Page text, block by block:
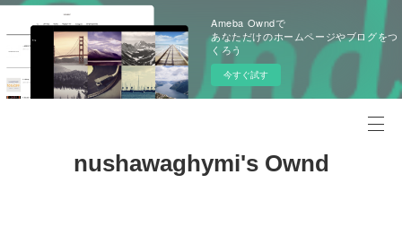
Ameba Owndで
あなただけのホームページやブログをつ
くろう
今すぐ試す
nushawaghymi's Ownd